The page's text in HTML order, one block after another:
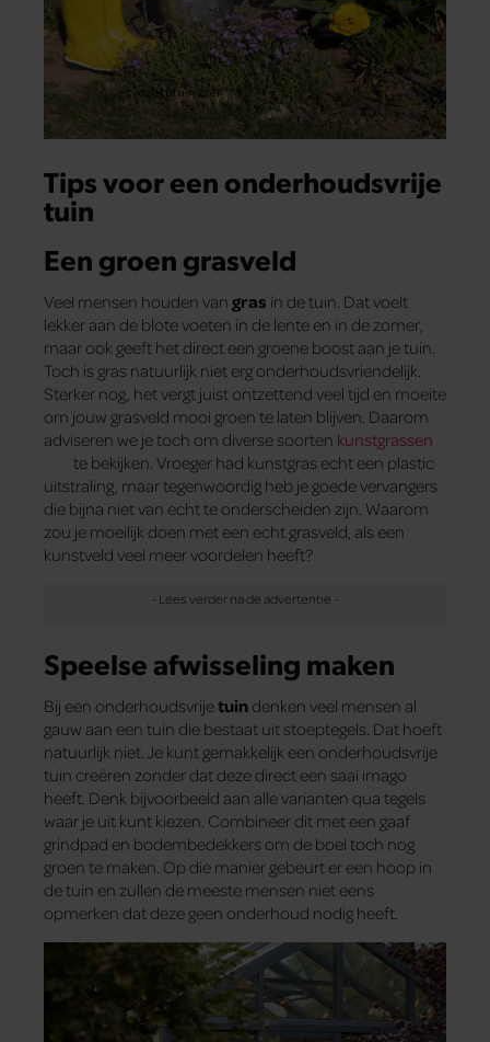
Tips voor een onderhoudsvrije
tuin
Een groen grasveld
Veel mensen houden van gras in de tuin. Dat voelt
lekker aan de blote voeten in de lente en in de zomer,
maar ook geeft het direct een groene boost aan je tuin.
Toch is gras natuurlijk niet erg onderhoudsvriendelijk.
Sterker nog, het vergt juist ontzettend veel tijd en moeite
om jouw grasveld mooi groen te laten blijven. Daarom
adviseren we je toch om diverse soorten kunstgrassen
te bekijken. Vroeger had kunstgras echt een plastic
uitstraling, maar tegenwoordig heb je goede vervangers
die bijna niet van echt te onderscheiden zijn. Waarom
zou je moeilijk doen met een echt grasveld, als een
kunstveld veel meer voordelen heeft?
Speelse afwisseling maken
Bij een onderhoudsvrijetuin denken veel mensen al
gauw aan een tuin die bestaat uit stoeptegels. Dat hoeft
natuurlijk niet. Je kunt gemakkelijk een onderhoudsvrije
tuin creëren zonder dat deze direct een saai imago
heeft. Denk bijvoorbeeld aan alle varianten qua tegels
waar je uit kunt kiezen. Combineer dit met een gaaf
grindpad en bodembedekkers om de boel toch nog
groen te maken. Op die manier gebeurt er een hoop in
de tuin en zullen de meeste mensen niet eens
opmerken dat deze geen onderhoud nodig heeft.